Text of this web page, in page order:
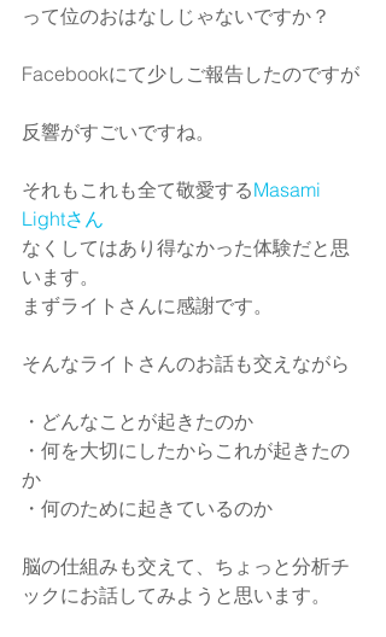
って位のおはなしじゃないですか？
Facebookにて少しご報告したのですが
反響がすごいですね。
それもこれも全て敬愛するMasami
Lightさん
なくしてはあり得なかった体験だと思
います。
まずライトさんに感謝です。
そんなライトさんのお話も交えながら
・どんなことが起きたのか
・何を大切にしたからこれが起きたの
か
・何のために起きているのか
脳の仕組みも交えて、ちょっと分析チ
ックにお話してみようと思います。